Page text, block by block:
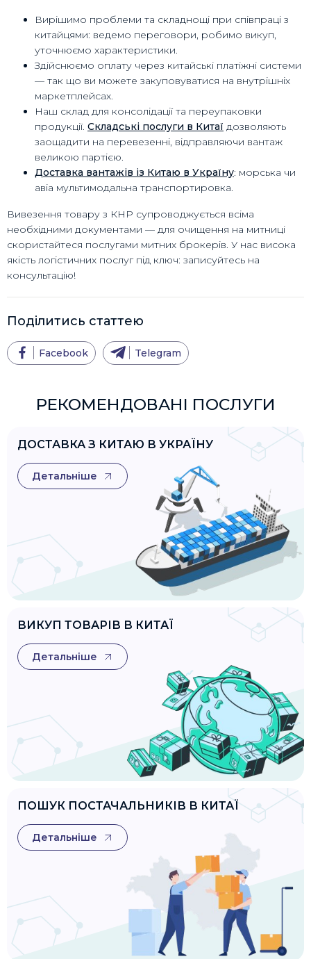
Вирішимо проблеми та складнощі при співпраці з
китайцями: ведемо переговори, робимо викуп,
уточнюємо характеристики.
Здійснюємо оплату через китайські платіжні системи
— так що ви можете закуповуватися на внутрішніх
маркетплейсах.
Наш склад для консолідації та переупаковки
продукції. Складські послуги в Китаї дозволяють
заощадити на перевезенні, відправляючи вантаж
великою партією.
Доставка вантажів із Китаю в Україну: морська чи
авіа мультимодальна транспортировка.
Вивезення товару з КНР супроводжується всіма
необхідними документами — для очищення на митниці
скористайтеся послугами митних брокерів. У нас висока
якість логістичних послуг під ключ: записуйтесь на
консультацію!
Поділитись статтею
Facebook Telegram
РЕКОМЕНДОВАНІ ПОСЛУГИ
ДОСТАВКА З КИТАЮ В УКРАЇНУ
Детальніше
ВИКУП ТОВАРІВ В КИТАЇ
Детальніше
ПОШУК ПОСТАЧАЛЬНИКІВ В КИТАЇ
Детальніше